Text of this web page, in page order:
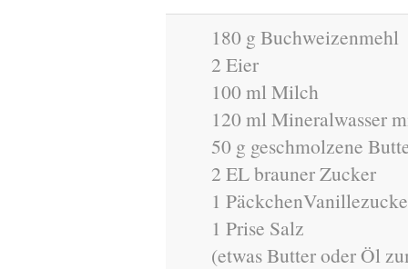
180 g Buchweizenmehl
2 Eier
100 ml Milch
120 ml Mineralwasser
50 g geschmolzene
2 EL brauner Zucker
1
1 Prise Salz
(etwas Butter oder Öl